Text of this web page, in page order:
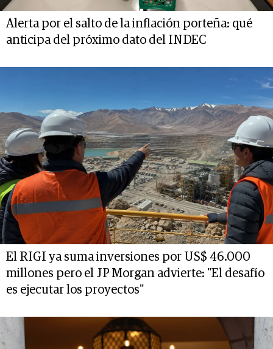
Alerta por el salto de la inflación porteña: qué
anticipa del próximo dato del INDEC
El RIGI ya suma inversiones por US$ 46.000
millones pero el JP Morgan advierte: "El desafío
es ejecutar los proyectos"